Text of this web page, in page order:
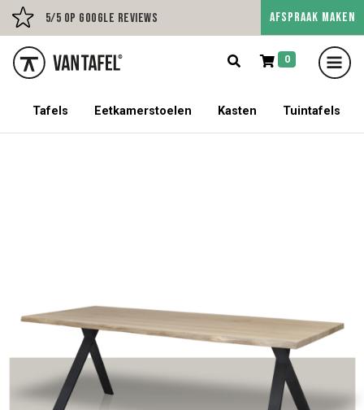
5/5 op Google Reviews Persoonlijk advies op
AFSPRAAK MAKEN
0
5% korting op een tafel met stoelen!
Tafels Eetkamerstoelen Kasten Tuintafels